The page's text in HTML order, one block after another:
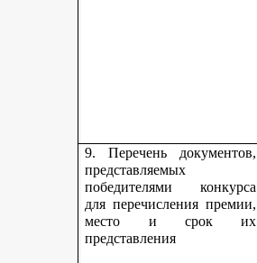
9. Перечень документов,
представляемых
победителями конкурса
для перечисления премии,
место и срок их
представления